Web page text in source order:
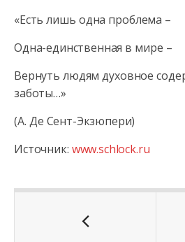
«Есть лишь одна проблема –
Одна-единственная в мире –
Вернуть людям духовное
заботы…»
(А. Де Сент-Экзюпери)
Источник: www.schlock.ru